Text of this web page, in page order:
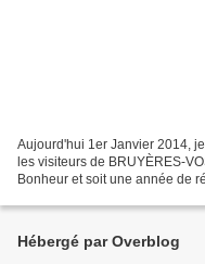
Aujourd'hui 1er Janvier 2014,
les visiteurs de BRUYÈRES-
Bonheur et soit une année de
Hébergé par Overblog